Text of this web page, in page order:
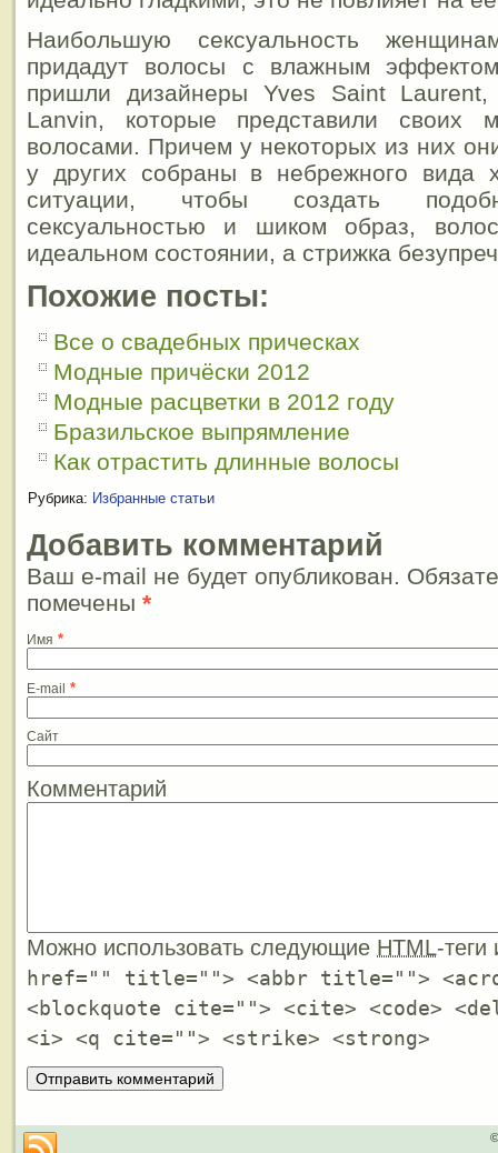
Наибольшую сексуальность
придадут волосы с влажным
пришли дизайнеры Yves Saint
Lanvin, которые представили своих
волосами. Причем у некоторых из них
у других собраны в небрежного вида
ситуации, чтобы создать
сексуальностью и шиком образ,
идеальном состоянии, а стрижка
Похожие посты:
Все о свадебных прическах
Модные причёски 2012
Модные расцветки в 2012 году
Бразильское выпрямление
Как отрастить длинные волосы
Рубрика: Избранные статьи
Добавить комментарий
Ваш e-mail не будет опубликован.
помечены *
Имя *
E-mail *
Сайт
Комментарий
Можно использовать следующие HTML-
href="" title=""> <abbr title="">
<blockquote cite=""> <cite> <code>
<i> <q cite=""> <strike> <strong>